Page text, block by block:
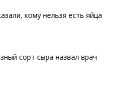
кому нельзя есть яйца
сорт сыра назвал врач